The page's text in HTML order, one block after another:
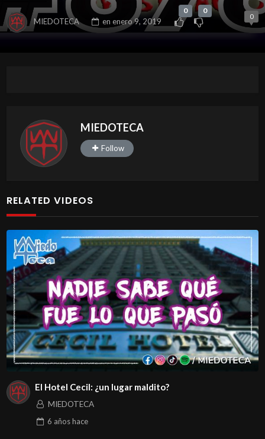
MIEDOTECA en enero 9, 2019
0 0
0
MIEDOTECA
Follow
RELATED VIDEOS
El Hotel Cecil: ¿un lugar maldito?
MIEDOTECA
6 añoshace